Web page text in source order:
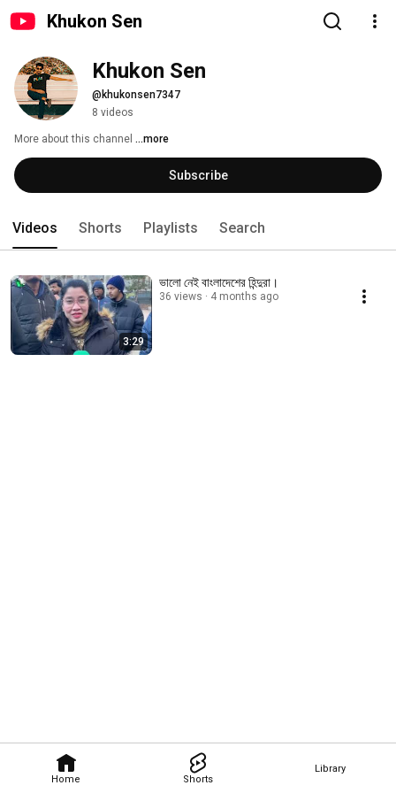
Khukon Sen
Home Shorts
Library
Khukon Sen
@khukonsen7347
8 videos
More about this channel ...more
Subscribe
Videos Shorts Playlists Search
3:29
ভালো নেই বাংলাদেশের হিন্দুরা।
36 views 4 months ago